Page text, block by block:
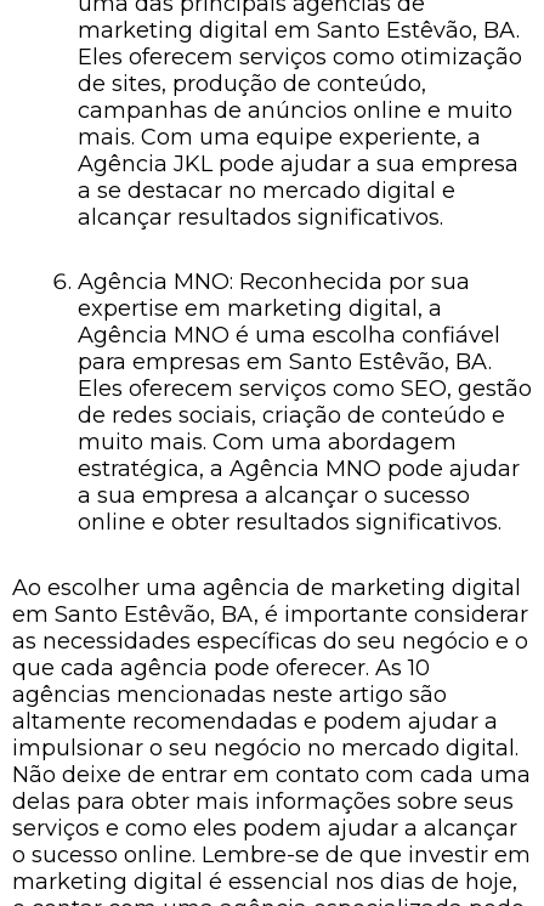
marketing digital em Santo Estêvão, BA.
Eles oferecem serviços como otimização
de sites, produção de conteúdo,
campanhas de anúncios online e muito
mais. Com uma equipe experiente, a
Agência JKL pode ajudar a sua empresa
a se destacar no mercado digital e
alcançar resultados significativos.
Agência MNO: Reconhecida por sua
expertise em marketing digital, a
Agência MNO é uma escolha confiável
para empresas em Santo Estêvão, BA.
Eles oferecem serviços como SEO, gestão
de redes sociais, criação de conteúdo e
muito mais. Com uma abordagem
estratégica, a Agência MNO pode ajudar
a sua empresa a alcançar o sucesso
online e obter resultados significativos.
Ao escolher uma agência de marketing digital
em Santo Estêvão, BA, é importante considerar
as necessidades específicas do seu negócio e o
que cada agência pode oferecer. As 10
agências mencionadas neste artigo são
altamente recomendadas e podem ajudar a
impulsionar o seu negócio no mercado digital.
Não deixe de entrar em contato com cada uma
delas para obter mais informações sobre seus
serviços e como eles podem ajudar a alcançar
o sucesso online. Lembre-se de que investir em
marketing digital é essencial nos dias de hoje,